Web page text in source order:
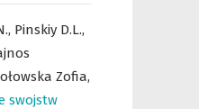
Pinskiy D.L.,
Zofia,
swojstw